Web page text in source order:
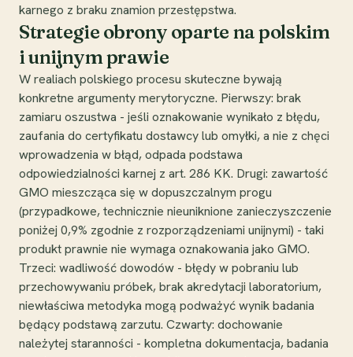
karnego z braku znamion przestępstwa.
Strategie obrony oparte na polskim
i unijnym prawie
W realiach polskiego procesu skuteczne bywają
konkretne argumenty merytoryczne. Pierwszy: brak
zamiaru oszustwa - jeśli oznakowanie wynikało z błędu,
zaufania do certyfikatu dostawcy lub omyłki, a nie z chęci
wprowadzenia w błąd, odpada podstawa
odpowiedzialności karnej z art. 286 KK. Drugi: zawartość
GMO mieszcząca się w dopuszczalnym progu
(przypadkowe, technicznie nieuniknione zanieczyszczenie
poniżej 0,9% zgodnie z rozporządzeniami unijnymi) - taki
produkt prawnie nie wymaga oznakowania jako GMO.
Trzeci: wadliwość dowodów - błędy w pobraniu lub
przechowywaniu próbek, brak akredytacji laboratorium,
niewłaściwa metodyka mogą podważyć wynik badania
będący podstawą zarzutu. Czwarty: dochowanie
należytej staranności - kompletna dokumentacja, badania